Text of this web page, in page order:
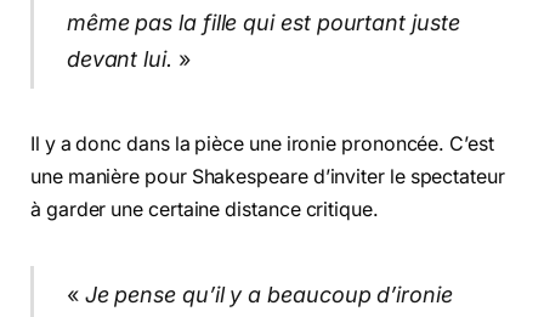
même pas la fille qui est pourtant juste
devant lui. »
Il y a donc dans la pièce une ironie prononcée. C’est
une manière pour Shakespeare d’inviter le spectateur
à garder une certaine distance critique.
« Je pense qu’il y a beaucoup d’ironie